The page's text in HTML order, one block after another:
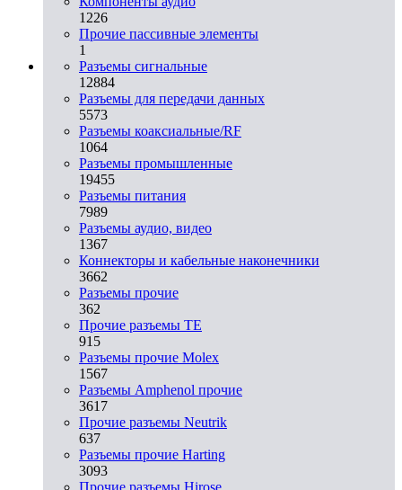
1226
Прочие пассивные элементы
1
Разъeмы сигнальные
12884
Разъeмы для передачи данных
5573
Разъeмы коаксиальные/RF
1064
Разъeмы промышленные
19455
Разъeмы питания
7989
Разъeмы аудио, видео
1367
Коннекторы и кабельные наконечники
3662
Разъeмы прочие
362
Прочие разъемы TE
915
Разъемы прочие Molex
1567
Разъемы Amphenol прочие
3617
Прочие разъемы Neutrik
637
Разъемы прочие Harting
3093
Прочие разъемы Hirose